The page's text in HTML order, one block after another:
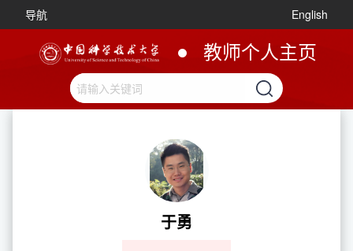
导航 English
教师个人主页
于勇